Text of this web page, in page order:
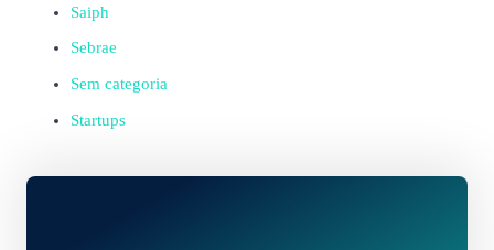
Saiph
Sebrae
Sem categoria
Startups